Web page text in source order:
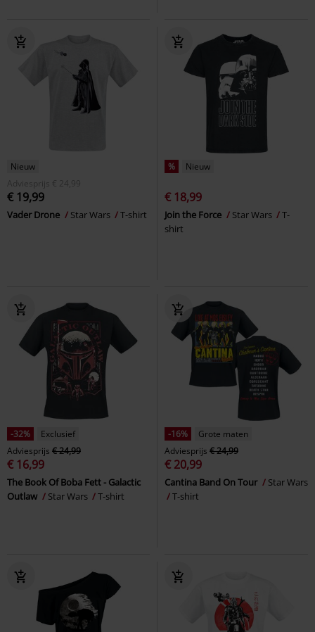
Nieuw
Adviesprijs
€ 24,99
€ 19,99
Vader Drone Star Wars T-shirt
% Nieuw
€ 18,99
Join the Force Star Wars
T-
shirt
-32%
Exclusief
Adviesprijs € 24,99
€ 16,99
The Book Of Boba Fett - Galactic
Outlaw
Star Wars T-shirt
-16%
Grote maten
Adviesprijs € 24,99
€ 20,99
Cantina Band On Tour
Star Wars
T-shirt